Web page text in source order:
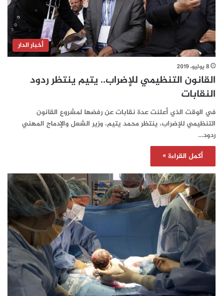
أخبار الدار
8 يوليو، 2019
القانون التنظيمي للإضراب.. يتيم ينتظر ردود
النقابات
في الوقت الذي أعلنت عدة نقابات عن رفضها لمشروع القانون
التنظيمي للإضراب، ينتظر محمد يتيم، وزير الشعل والإدماج المهني
ردود…
أكمل القراءة »